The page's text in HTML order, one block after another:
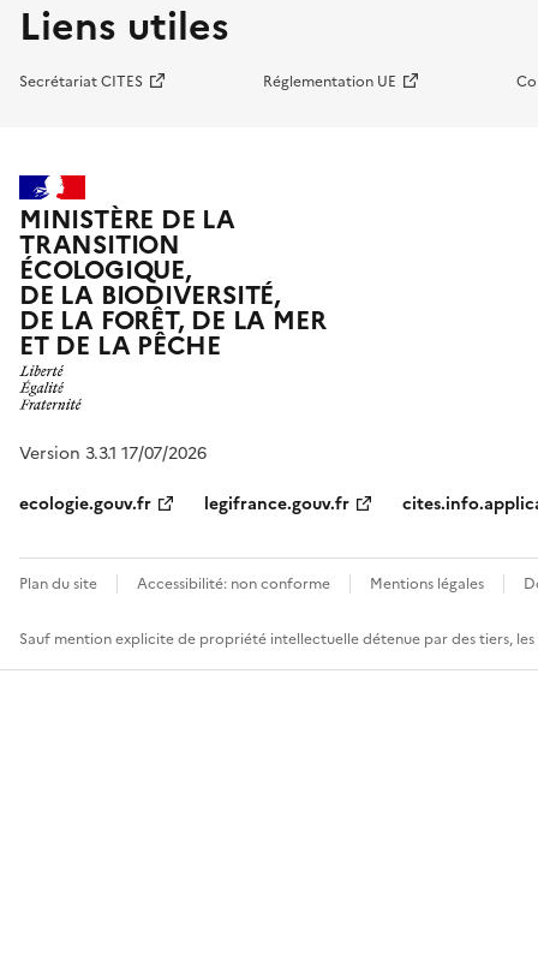
Liens utiles
Secrétariat CITES Réglementation UE
MINISTÈRE DE LA
TRANSITION
ÉCOLOGIQUE,
DE LA BIODIVERSITÉ,
DE LA FORÊT, DE LA MER
ET DE LA PÊCHE
Version 3.3.1 17/07/2026
ecologie.gouv.fr
legifrance.gouv.fr
Plan du site Accessibilité: non conforme Mentions légales
Sauf mention explicite de propriété intellectuelle détenue par des tiers,